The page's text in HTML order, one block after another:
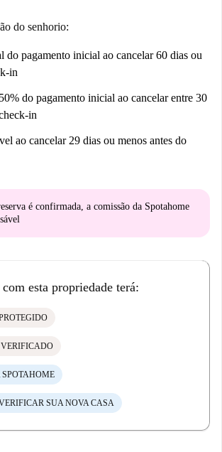
do senhorio:
do pagamento inicial ao cancelar 60 dias ou
in
do pagamento inicial ao cancelar entre 30
in
ao cancelar 29 dias ou menos antes do
é confirmada, a comissão da Spotahome
esta propriedade terá:
SUA NOVA CASA